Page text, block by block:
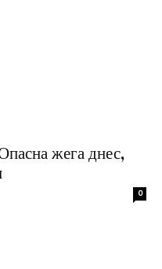
жега днес,
0